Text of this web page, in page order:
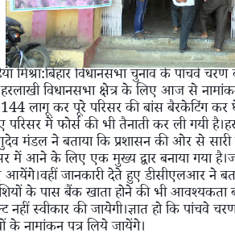
मिश्रा:बिहार विधानसभा चुनाव के पांचवे
हरलाखी विधानसभा क्षेत्र के लिए आज से
लागू कर पूरे परिसर की बांस बैरकेटिंग कर
में फोर्स की भी तैनाती कर ली गयी
मंडल ने बताया कि प्रशासन की ओर से सारी
में आने के लिए एक मुख्य द्वार बनाया गया
जानकारी देते हुए डीसीएलआर ने
के पास बैंक खाता होने की भी
नहीं स्वीकार की जायेगी।ज्ञात हो कि
के नामांकन पत्र लिये जायेंगे।